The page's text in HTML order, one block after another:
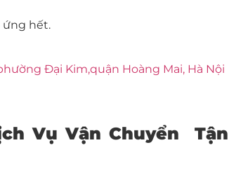
ứng hết.
Đại Kim,quận Hoàng Mai, Hà Nội
Vụ Vận Chuyển Tận